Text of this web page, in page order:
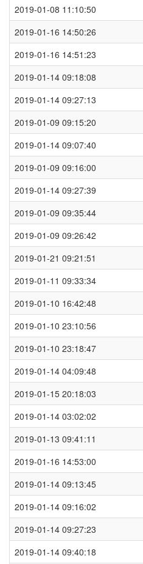
2019-01-08 11:10:50
2019-01-16 14:50:26
2019-01-16 14:51:23
2019-01-14 09:18:08
2019-01-14 09:27:13
2019-01-09 09:15:20
2019-01-14 09:07:40
2019-01-09 09:16:00
2019-01-14 09:27:39
2019-01-09 09:35:44
2019-01-09 09:26:42
2019-01-21 09:21:51
2019-01-11 09:33:34
2019-01-10 16:42:48
2019-01-10 23:10:56
2019-01-10 23:18:47
2019-01-14 04:09:48
2019-01-15 20:18:03
2019-01-14 03:02:02
2019-01-13 09:41:11
2019-01-16 14:53:00
2019-01-14 09:13:45
2019-01-14 09:16:02
2019-01-14 09:27:23
2019-01-14 09:40:18